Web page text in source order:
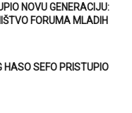
NOVU GENERACIJU:
FORUMA MLADIH
HASO SEFO PRISTUPIO